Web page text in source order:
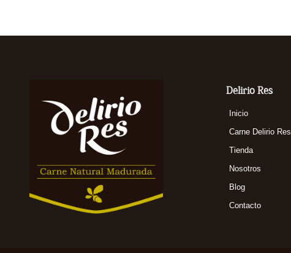
Delirio Res
Inicio
Carne Delirio Res
Tienda
Nosotros
Blog
Contacto